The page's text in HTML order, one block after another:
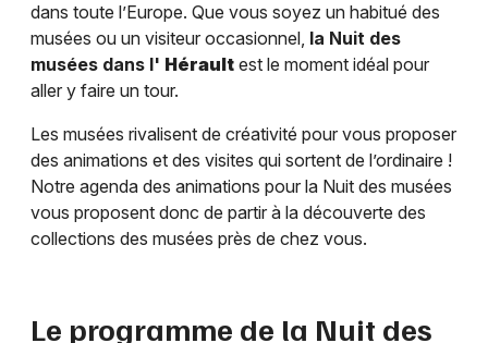
dans toute l’Europe. Que vous soyez un habitué des
musées ou un visiteur occasionnel, la Nuit des
musées dans l' Hérault est le moment idéal pour
aller y faire un tour.
Les musées rivalisent de créativité pour vous proposer
des animations et des visites qui sortent de l’ordinaire !
Notre agenda des animations pour la Nuit des musées
vous proposent donc de partir à la découverte des
collections des musées près de chez vous.
Le programme de la Nuit des